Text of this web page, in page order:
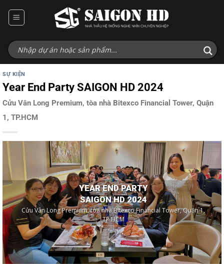
qua
dung
SỰ KIỆN
Year End Party SAIGON HD 2024
Cửu Vân Long Premium, tòa nhà Bitexco Financial Tower, Quận
1, TP.HCM
YEAR END PARTY
SAIGON HD 2024
Cửu Vân Long Premium, tòa nhà Bitexco Financial Tower, Quận 1,
TP.HCM